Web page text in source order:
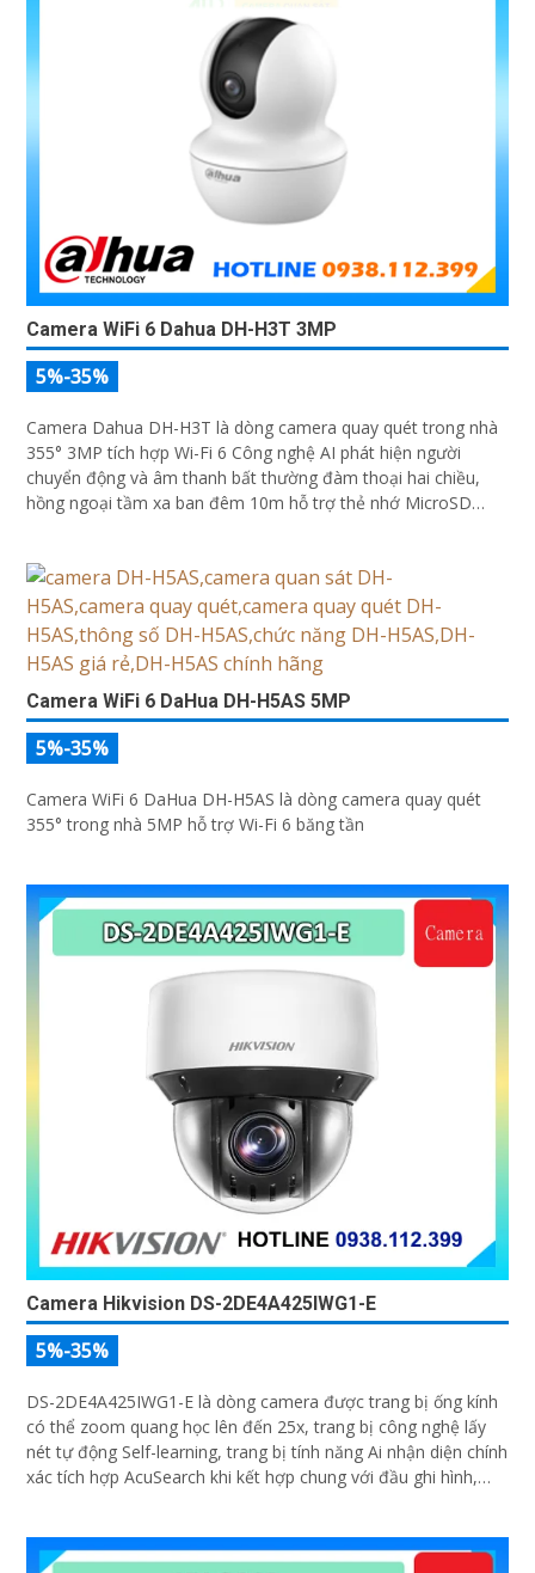
Camera WiFi 6 Dahua DH-H3T 3MP
5%-35%
Camera Dahua DH-H3T là dòng camera quay quét trong nhà
355° 3MP tích hợp Wi-Fi 6 Công nghệ AI phát hiện người
chuyển động và âm thanh bất thường đàm thoại hai chiều,
hồng ngoại tầm xa ban đêm 10m hỗ trợ thẻ nhớ MicroSD
Camera WiFi 6 DaHua DH-H5AS 5MP
5%-35%
Camera WiFi 6 DaHua DH-H5AS là dòng camera quay quét
355° trong nhà 5MP hỗ trợ Wi-Fi 6 băng tần
Camera Hikvision DS-2DE4A425IWG1-E
5%-35%
DS-2DE4A425IWG1-E là dòng camera được trang bị ống kính
có thể zoom quang học lên đến 25x, trang bị công nghệ lấy
nét tự động Self-learning, trang bị tính năng Ai nhận diện chính
xác tích hợp AcuSearch khi kết hợp chung với đầu ghi hình,